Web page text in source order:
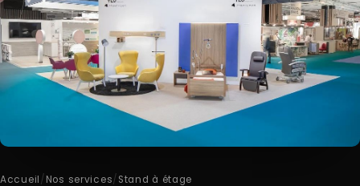
Accueil/ Nos services/ Stand à étage